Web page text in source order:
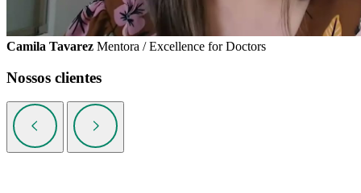
Camila Tavarez Mentora / Excellence for Doctors
Nossos clientes